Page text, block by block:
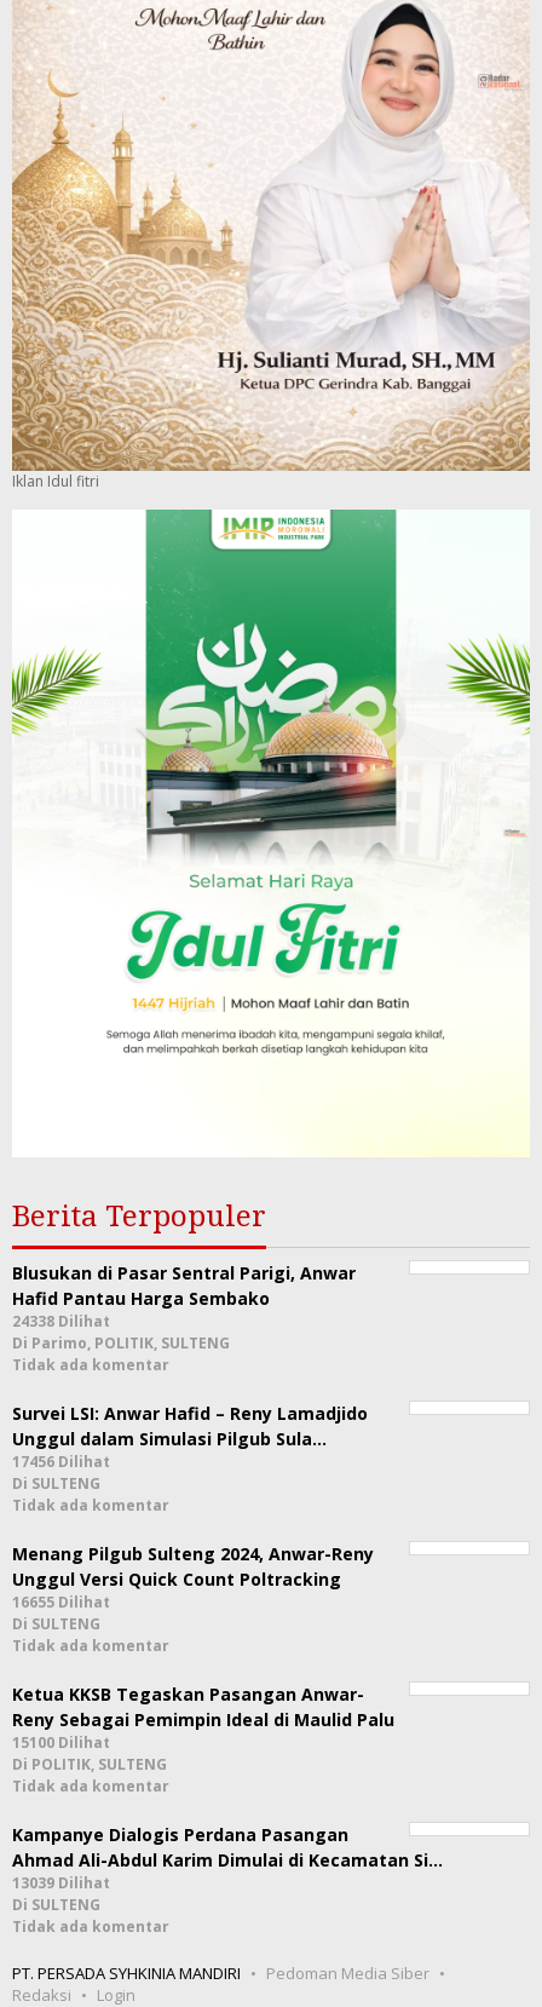
Iklan Idul fitri
Berita Terpopuler
Blusukan di Pasar Sentral Parigi, Anwar
Hafid Pantau Harga Sembako
24338 Dilihat
Di Parimo, POLITIK, SULTENG
Tidak ada komentar
Survei LSI: Anwar Hafid – Reny Lamadjido
Unggul dalam Simulasi Pilgub Sula…
17456 Dilihat
Di SULTENG
Tidak ada komentar
Menang Pilgub Sulteng 2024, Anwar-Reny
Unggul Versi Quick Count Poltracking
16655 Dilihat
Di SULTENG
Tidak ada komentar
Ketua KKSB Tegaskan Pasangan Anwar-
Reny Sebagai Pemimpin Ideal di Maulid Palu
15100 Dilihat
Di POLITIK, SULTENG
Tidak ada komentar
Kampanye Dialogis Perdana Pasangan
Ahmad Ali-Abdul Karim Dimulai di Kecamatan Si…
13039 Dilihat
Di SULTENG
Tidak ada komentar
PT. PERSADA SYHKINIA MANDIRI
Pedoman Media Siber
Redaksi
Login